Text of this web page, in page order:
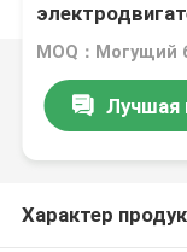
станков
Лучшая
Характер